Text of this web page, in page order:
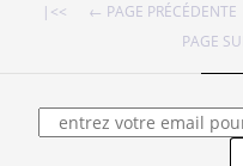
|<< ← PAGE PRÉCÉDENTE
PAGE